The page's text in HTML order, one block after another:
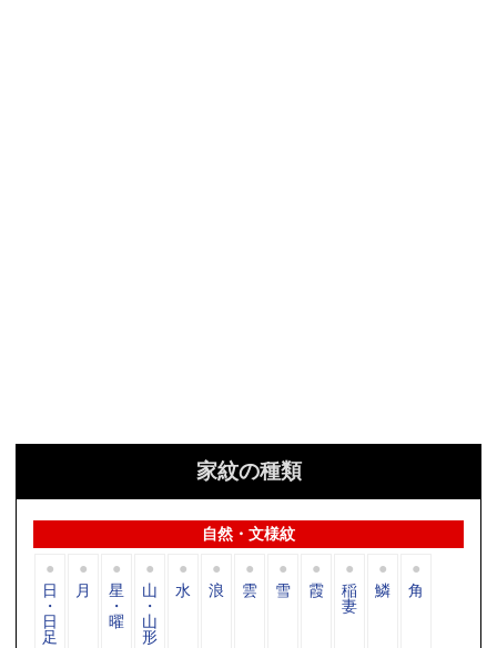
家紋の種類
自然・文様紋
日
・
日
足
月 星
・
曜
山
・
山
形
水 浪 雲 雪 霞 稲
妻
鱗 角